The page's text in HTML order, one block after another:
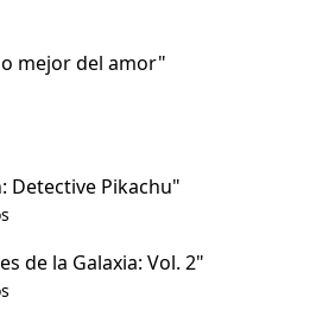
mejor del amor"
Detective Pikachu"
de la Galaxia: Vol. 2"